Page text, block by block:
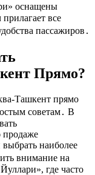
оснащены
все
пассажиров․
Прямо?
Ташкент прямо
советам․ В
продаже
наиболее
внимание на
где часто